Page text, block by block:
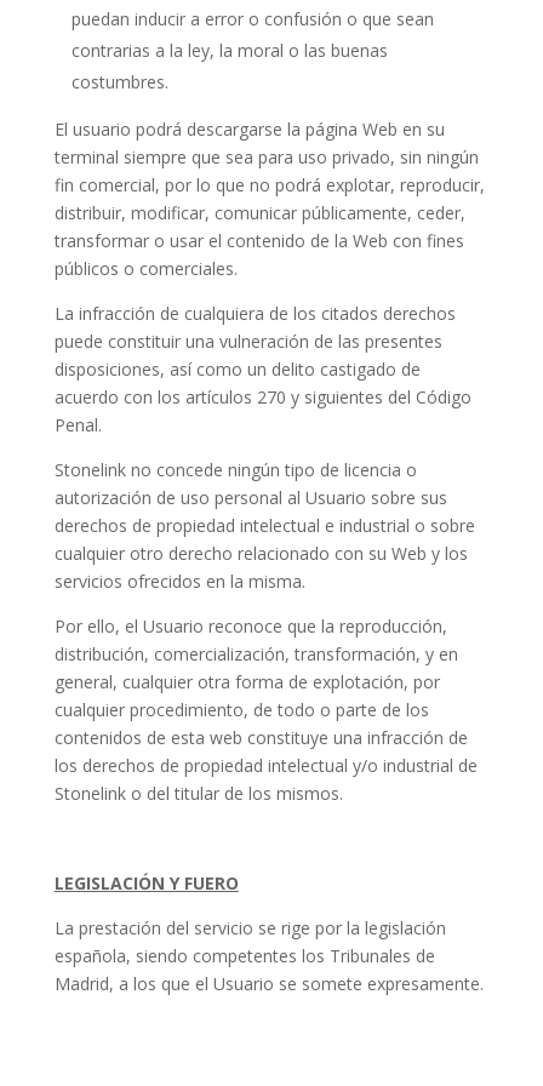
puedan inducir a error o confusión o que sean
contrarias a la ley, la moral o las buenas
costumbres.
El usuario podrá descargarse la página Web en su
terminal siempre que sea para uso privado, sin ningún
fin comercial, por lo que no podrá explotar, reproducir,
distribuir, modificar, comunicar públicamente, ceder,
transformar o usar el contenido de la Web con fines
públicos o comerciales.
La infracción de cualquiera de los citados derechos
puede constituir una vulneración de las presentes
disposiciones, así como un delito castigado de
acuerdo con los artículos 270 y siguientes del Código
Penal.
Stonelink no concede ningún tipo de licencia o
autorización de uso personal al Usuario sobre sus
derechos de propiedad intelectual e industrial o sobre
cualquier otro derecho relacionado con su Web y los
servicios ofrecidos en la misma.
Por ello, el Usuario reconoce que la reproducción,
distribución, comercialización, transformación, y en
general, cualquier otra forma de explotación, por
cualquier procedimiento, de todo o parte de los
contenidos de esta web constituye una infracción de
los derechos de propiedad intelectual y/o industrial de
Stonelink o del titular de los mismos.
LEGISLACIÓN Y FUERO
La prestación del servicio se rige por la legislación
española, siendo competentes los Tribunales de
Madrid, a los que el Usuario se somete expresamente.